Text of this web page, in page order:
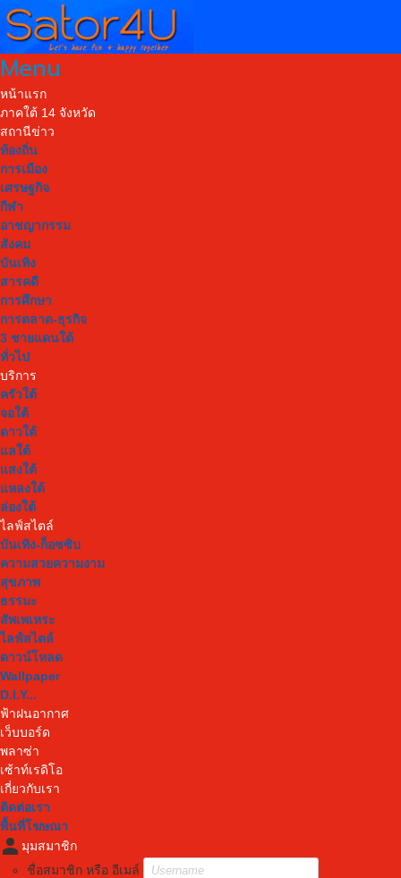
Menu
หน้าแรก
ภาคใต้ 14 จังหวัด
สถานีข่าว
ท้องถิ่น
การเมือง
เศรษฐกิจ
กีฬา
อาชญากรรม
สังคม
บันเทิง
สารคดี
การศึกษา
การตลาด-ธุรกิจ
3 ชายแดนใต้
ทั่วไป
บริการ
ครัวใต้
จอใต้
ดาวใต้
แลใต้
แสงใต้
แหลงใต้
ล่องใต้
ไลฟ์สไตล์
บันเทิง-ก็อซซิบ
ความสวยความงาม
สุขภาพ
ธรรมะ
สัพเพเหระ
ไลฟ์สไตล์
ดาวน์โหลด
Wallpaper
D.I.Y...
ฟ้าฝนอากาศ
เว็บบอร์ด
พลาซ่า
เซ้าท์เรดิโอ
เกี่ยวกับเรา
ติดต่อเรา
พื้นที่โฆษณา
person มุมสมาชิก
ชื่อสมาชิก หรือ อีเมล์